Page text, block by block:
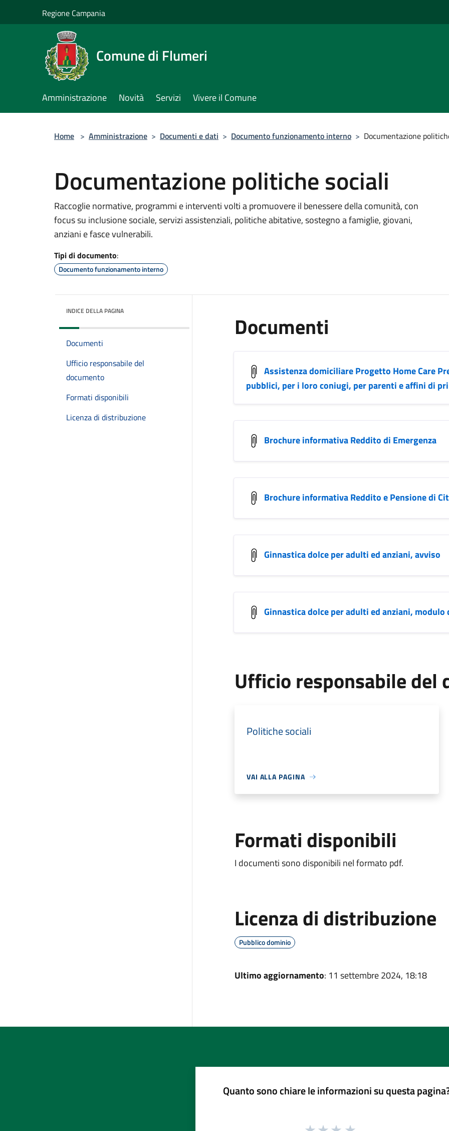
Regione Campania
Comune di Flumeri
Amministrazione Novità Servizi Vivere il Comune
Home > Amministrazione > Documenti e dati > Documento funzionamento interno > Documentazione
Documentazione politiche sociali
Raccoglie normative, programmi e interventi volti a promuovere il benessere della comunità, con
focus su inclusione sociale, servizi assistenziali, politiche abitative, sostegno a famiglie, giovani,
anziani e fasce vulnerabili.
Tipi di documento:
Documento funzionamento interno
INDICE DELLA PAGINA
Documenti
Ufficio responsabile del
documento
Formati disponibili
Licenza di distribuzione
Documenti
Assistenza domiciliare Progetto Home Care
pubblici, per i loro coniugi, per parenti e affini di
Brochure informativa Reddito di Emergenza
Brochure informativa Reddito e Pensione di
Ginnastica dolce per adulti ed anziani, avviso
Ginnastica dolce per adulti ed anziani, modulo
Ufficio responsabile del
Politiche sociali
VAI ALLA PAGINA
Formati disponibili
I documenti sono disponibili nel formato pdf.
Licenza di distribuzione
Pubblico dominio
Ultimo aggiornamento: 11 settembre 2024, 18:18
Quanto sono chiare le informazioni su questa